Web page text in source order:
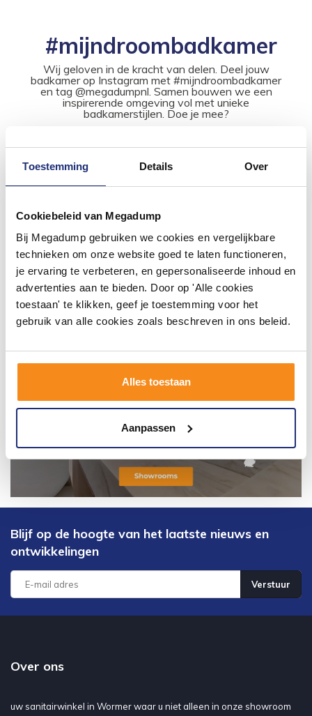
Toestemming Details Over
Cookiebeleid van Megadump
Bij Megadump gebruiken we cookies en vergelijkbare
technieken om onze website goed te laten functioneren,
je ervaring te verbeteren, en gepersonaliseerde inhoud en
advertenties aan te bieden. Door op 'Alle cookies
toestaan' te klikken, geef je toestemming voor het
gebruik van alle cookies zoals beschreven in ons beleid.
Alles toestaan
Aanpassen
#mijndroombadkamer
Wij geloven in de kracht van delen. Deel jouw
badkamer op Instagram met #mijndroombadkamer
en tag @megadumpnl. Samen bouwen we een
inspirerende omgeving vol met unieke
badkamerstijlen. Doe je mee?
Blijf op de hoogte van het laatste nieuws en
ontwikkelingen
Verstuur
Over ons
uw sanitairwinkel in Wormer waar u niet alleen in onze showroom